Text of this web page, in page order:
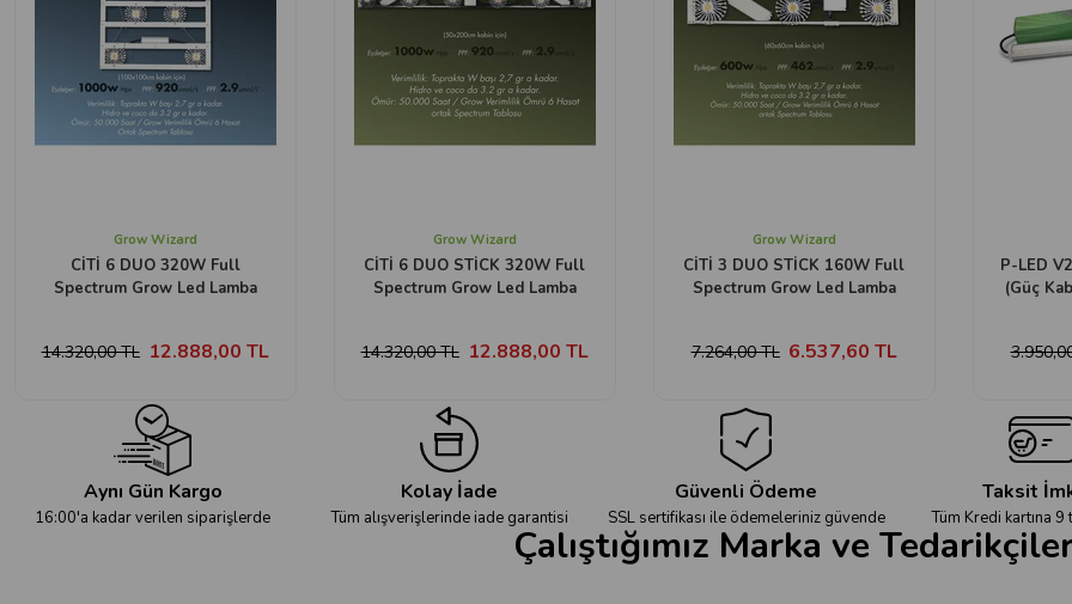
Grow Wizard
CİTİ 6 DUO 320W Full
Spectrum Grow Led Lamba
12.888,00 TL
14.320,00 TL
Grow Wizard
CİTİ 6 DUO STİCK 320W Full
Spectrum Grow Led Lamba
12.888,00 TL
14.320,00 TL
Grow Wizard
CİTİ 3 DUO STİCK 160W Full
Spectrum Grow Led Lamba
6.537,60 TL
7.264,00 TL
P-LED
(Güç
Aynı Gün Kargo
16:00'a kadar verilen siparişlerde
Kolay İade
Tüm alışverişlerinde iade garantisi
Güvenli Ödeme
SSL sertifikası ile ödemeleriniz güvende
Taksit
Tüm Kredi kartına 9
Çalıştığımız Marka ve